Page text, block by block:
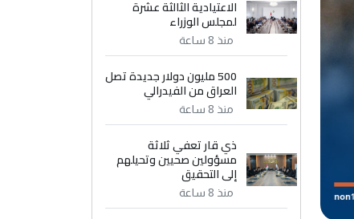
الاعتيادية الثالثة عشرة
لمجلس الوزراء
منذ 8 ساعة
500 مليون دولار جديدة تصل
العراق من الفيدرالي
منذ 8 ساعة
ذي قار تعفي ثلاثة
مسؤولين صحيين وتحيلهم
إلى التحقيق
منذ 8 ساعة